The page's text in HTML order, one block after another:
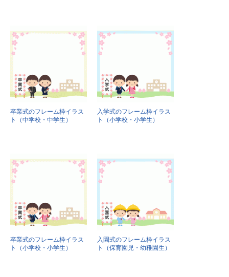
卒業式のフレーム枠イラス
ト（中学校・中学生）
入学式のフレーム枠イラス
ト（小学校・小学生）
卒業式のフレーム枠イラス
ト（小学校・小学生）
入園式のフレーム枠イラス
ト（保育園児・幼稚園生）